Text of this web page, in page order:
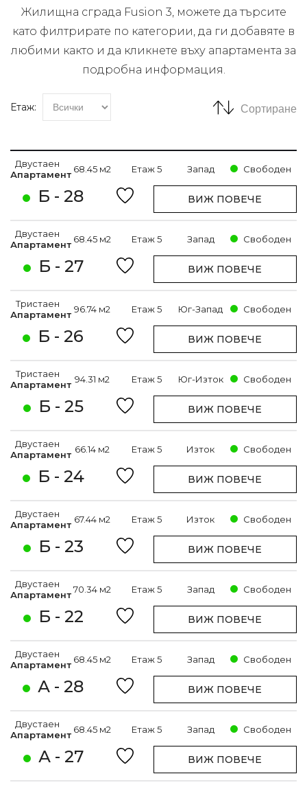
Жилищна сграда Fusion 3, можете да търсите
като филтрирате по категории, да ги добавяте в
любими както и да кликнете въху апартамента за
подробна информация.
Етаж: Сортиране
Б - 28
Двустаен
Апартамент 68.45 м2 Етаж 5 Запад Свободен
ВИЖ ПОВЕЧЕ
Б - 27
Двустаен
Апартамент 68.45 м2 Етаж 5 Запад Свободен
ВИЖ ПОВЕЧЕ
Б - 26
Тристаен
Апартамент 96.74 м2 Етаж 5 Юг-Запад Свободен
ВИЖ ПОВЕЧЕ
Б - 25
Тристаен
Апартамент 94.31 м2 Етаж 5 Юг-Изток Свободен
ВИЖ ПОВЕЧЕ
Б - 24
Двустаен
Апартамент 66.14 м2 Етаж 5 Изток Свободен
ВИЖ ПОВЕЧЕ
Б - 23
Двустаен
Апартамент 67.44 м2 Етаж 5 Изток Свободен
ВИЖ ПОВЕЧЕ
Б - 22
Двустаен
Апартамент70.34 м2 Етаж 5 Запад Свободен
ВИЖ ПОВЕЧЕ
А - 28
Двустаен
Апартамент 68.45 м2 Етаж 5 Запад Свободен
ВИЖ ПОВЕЧЕ
А - 27
Двустаен
Апартамент 68.45 м2 Етаж 5 Запад Свободен
ВИЖ ПОВЕЧЕ